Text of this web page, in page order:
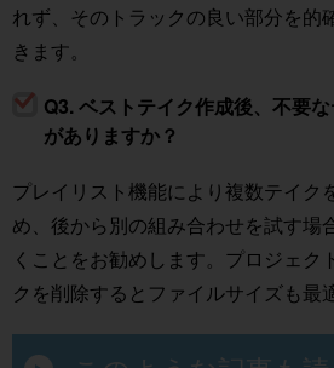
れず、そのトラックの良い部分を的
きます。
Q3. ベストテイク作成後、不要
がありますか？
プレイリスト機能により複数テイク
め、後から別の組み合わせを試す場
くことをお勧めします。プロジェク
クを削除するとファイルサイズも最